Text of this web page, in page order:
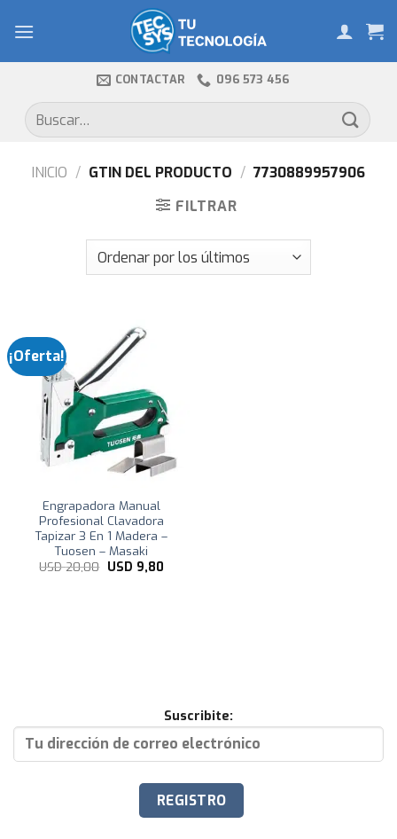
CONTACTAR 096 573 456
Buscar
por:
INICIO / GTIN DEL PRODUCTO / 7730889957906
FILTRAR
¡Oferta!
Engrapadora Manual
Profesional Clavadora
Tapizar 3 En 1 Madera –
Tuosen – Masaki
USD20,00 El
USD 9,80El
Suscribite: